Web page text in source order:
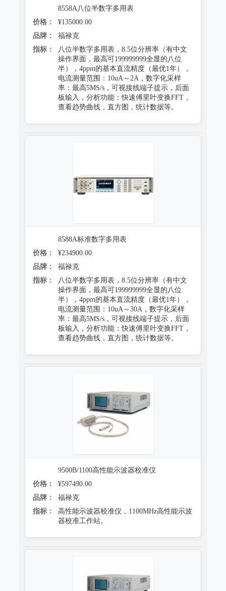
8558A八位半数字多用表
价格：
¥135000.00
品牌：
福禄克
指标：
八位半数字多用表，8.5位分辨率（有中文
操作界面，最高可199999999全显的八位
半），4ppm的基本直流精度（最优1年），
电流测量范围：10uA～2A，数字化采样
率：最高5MS/s，可视接线端子提示，后面
板输入，分析功能：快速傅里叶变换FFT，
查看趋势曲线，直方图，统计数据等。
8588A标准数字多用表
价格：
¥234900.00
品牌：
福禄克
指标：
八位半数字多用表，8.5位分辨率（有中文
操作界面，最高可199999999全显的八位
半），4ppm的基本直流精度（最优1年），
电流测量范围：10uA～30A，数字化采样
率：最高5MS/s，可视接线端子提示，后面
板输入，分析功能：快速傅里叶变换FFT，
查看趋势曲线，直方图，统计数据等。
9500B/1100高性能示波器校准仪
价格：
¥597490.00
品牌：
福禄克
指标：
高性能示波器校准仪，1100MHz高性能示波
器校准工作站。